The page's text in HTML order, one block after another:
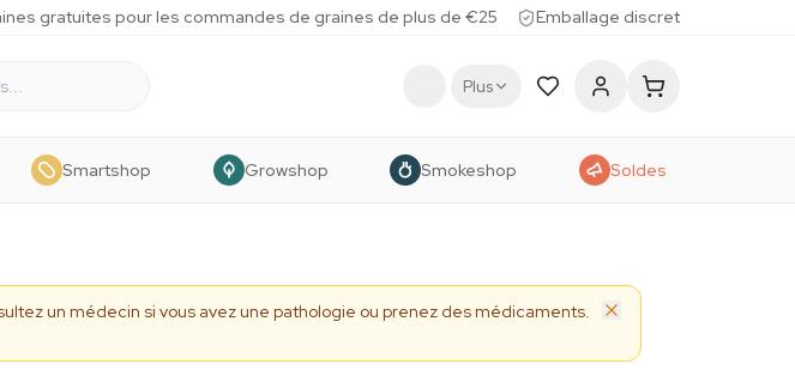
gratuites pour les commandes de graines de plus de €25 Emballage discret
Plus
Smartshop Growshop Smokeshop Soldes
un médecin si vous avez une pathologie ou prenez des médicaments.